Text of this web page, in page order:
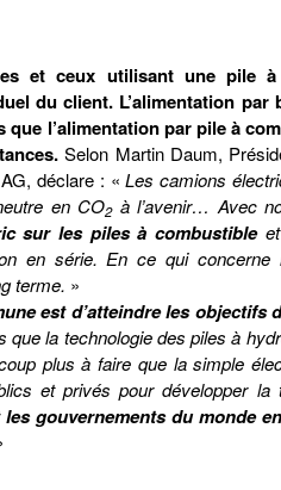
et ceux utilisant une pile à
du client. L’alimentation par
l’alimentation par pile à
Selon Martin Daum,
AG, déclare : «Les camions
en CO2à l’avenir… Avec
sur les piles à combustible
en série. En ce qui concerne
terme. »
est d’atteindre les objectifs
la technologie des piles à
plus à faire que la simple
et privés pour développer la
gouvernements du monde